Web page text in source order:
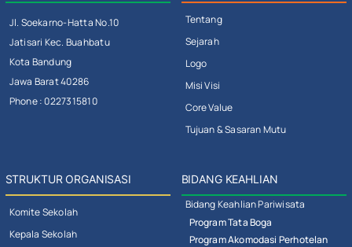
Jl. Soekarno-Hatta No.10
Jatisari Kec. Buahbatu
Kota Bandung
Jawa Barat 40286
Phone : 0227315810
Tentang
Sejarah
Logo
Misi Visi
Core Value
Tujuan & Sasaran Mutu
STRUKTUR ORGANISASI
Komite Sekolah
Kepala Sekolah
BIDANG KEAHLIAN
Bidang Keahlian Pariwisata
Program Tata Boga
Program Akomodasi Perhotelan